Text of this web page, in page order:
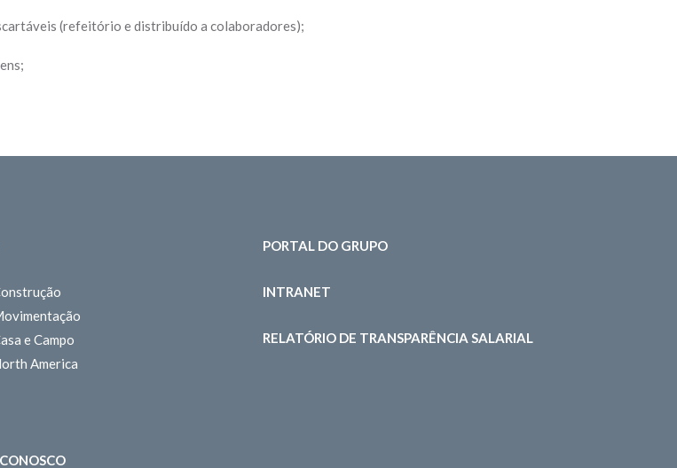
(refeitório e distribuído a colaboradores);
e Campo
America
PORTAL DO GRUPO
INTRANET
RELATÓRIO DE TRANSPARÊNCIA SALARIAL